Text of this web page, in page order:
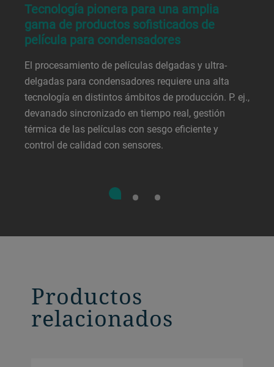
Tecnología pionera para una amplia
gama de productos sofisticados de
película para condensadores
El procesamiento de películas delgadas y ultra-
delgadas para condensadores requiere una alta
tecnología en distintos ámbitos de producción. P. ej.,
devanado sincronizado en tiempo real, gestión
térmica de las películas con sesgo eficiente y
control de calidad con sensores.
Productos
relacionados